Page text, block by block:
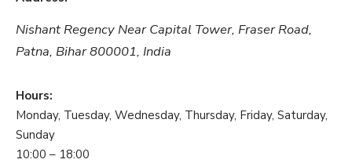
Nishant Regency Near Capital Tower, Fraser Road,
Patna, Bihar800001, India
Hours:
Monday, Tuesday, Wednesday, Thursday, Friday, Saturday,
Sunday
10:00 – 18:00